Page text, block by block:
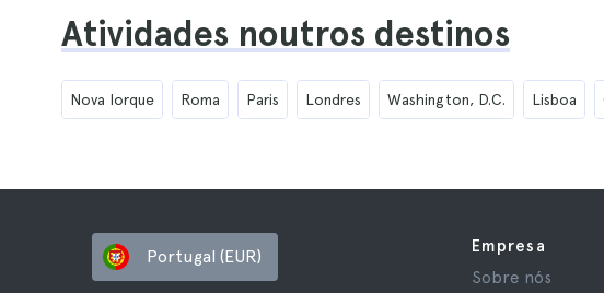
Atividades noutros destinos
Nova Iorque Roma Paris Londres Washington, D.C. Lisboa
Portugal (EUR)
Empresa
Sobre nós